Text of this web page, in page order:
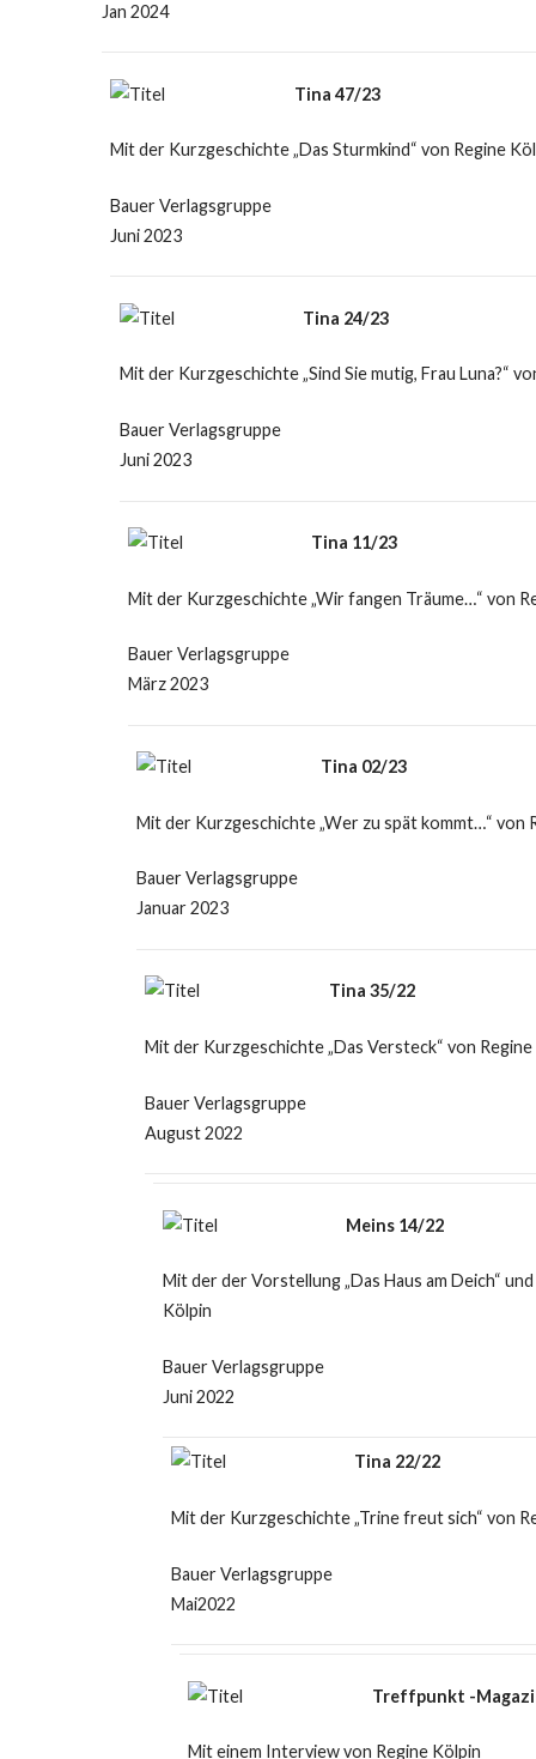
Jan 2024
Tina 47/23
Mit der Kurzgeschichte „Das Sturmkind“ von Regine
Bauer Verlagsgruppe
Juni 2023
Tina 24/23
Mit der Kurzgeschichte „Sind Sie mutig, Frau Luna?“
Bauer Verlagsgruppe
Juni 2023
Tina 11/23
Mit der Kurzgeschichte „Wir fangen Träume…“ von
Bauer Verlagsgruppe
März 2023
Tina 02/23
Mit der Kurzgeschichte „Wer zu spät kommt…“ von
Bauer Verlagsgruppe
Januar 2023
Tina 35/22
Mit der Kurzgeschichte „Das Versteck“ von
Bauer Verlagsgruppe
August 2022
Meins 14/22
Mit der der Vorstellung „Das Haus am Deich“
Kölpin
Bauer Verlagsgruppe
Juni 2022
Tina 22/22
Mit der Kurzgeschichte „Trine freut sich“ von
Bauer Verlagsgruppe
Mai2022
Treffpunkt -
Mit einem Interview von Regine Kölpin